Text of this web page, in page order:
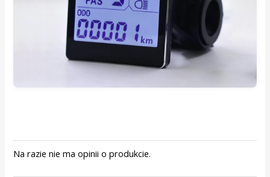
Na razie nie ma opinii o produkcie.